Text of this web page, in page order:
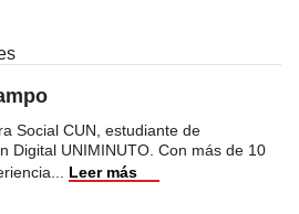
Social CUN, estudiante de
Digital UNIMINUTO. Con más de 10
Leer más